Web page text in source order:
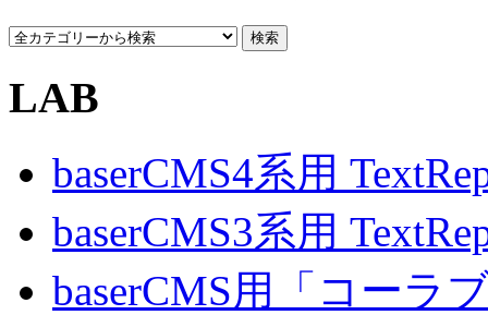
LAB
baserCMS4系用
baserCMS3系用
baserCMS用「コーラ